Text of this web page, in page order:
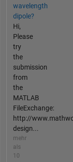
wavelength
dipole?
Hi,
Please
try
the
submission
from
the
MATLAB
FileExchange:
http://
design...
mehr
als
10